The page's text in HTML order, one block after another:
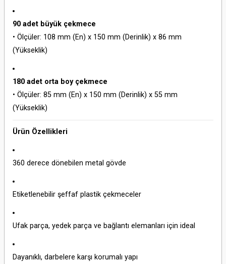
90 adet büyük çekmece
• Ölçüler: 108 mm (En) x 150 mm (Derinlik) x 86 mm
(Yükseklik)
180 adet orta boy çekmece
• Ölçüler: 85 mm (En) x 150 mm (Derinlik) x 55 mm
(Yükseklik)
Ürün Özellikleri
360 derece dönebilen metal gövde
Etiketlenebilir şeffaf plastik çekmeceler
Ufak parça, yedek parça ve bağlantı elemanları için ideal
Dayanıklı, darbelere karşı korumalı yapı